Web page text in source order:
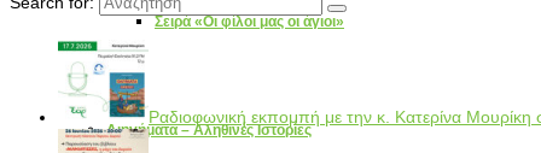
Σειρά «Οι φίλοι μας οι άγιοι»
Διηγήματα – Αληθινές Ιστορίες
Ραδιοφωνική εκπομπή με την κ. Κατερίνα Μουρίκη